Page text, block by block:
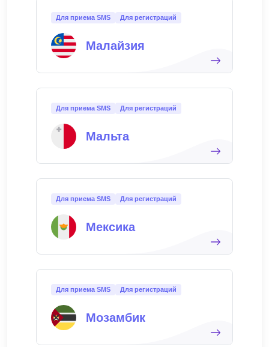
Для приема SMS Для регистраций
Малайзия
Для приема SMS Для регистраций
Мальта
Для приема SMS Для регистраций
Мексика
Для приема SMS Для регистраций
Мозамбик